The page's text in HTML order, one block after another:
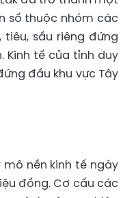
số thuộc nhóm các
sầu riêng đứng
Kinh tế của tỉnh duy
đầu khu vực Tây
nền kinh tế ngày
đồng. Cơ cấu các